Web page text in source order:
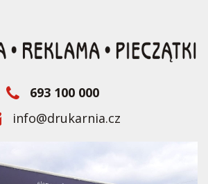
693 100 000
info@drukarnia.cz